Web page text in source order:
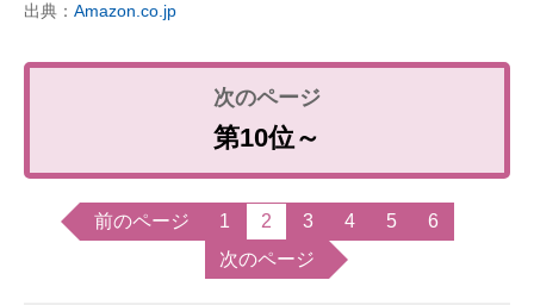
出典： Amazon.co.jp
第10位～
前のページ 1 2 3 4 5
6
次のページ